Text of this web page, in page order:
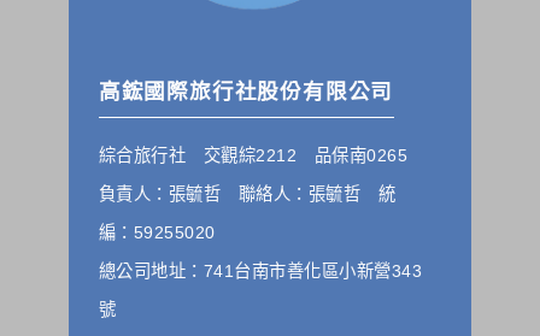
當您註冊成功，並登入使用我們的服務後，我們即取得您的資
成功，並登入使用我們的服務後，本網站即取得您的資料。
用的瀏覽器、瀏覽及點選資料紀錄等。本網站會對個別連線者
的瀏覽器予以標示，歸納使用者瀏覽器在本網站內部所瀏覽的
網頁，除非您願意告知您的個人資料，否則本網站不會也無法
將此項記錄和您對應。請您注意，在本網站網刊登廣告之廠
提供的個人資訊，這些廣告廠商、或連結網站有其個別的私權
保護政策，其資料處理措施不適用本網站隱私權保護政策，本
高鋐國際旅行社股份有限公司
綜合旅行社 交觀綜2212 品保南0265
負責人：張毓哲 聯絡人：張毓哲 統
編：59255020
總公司地址：741台南市善化區小新營343
號